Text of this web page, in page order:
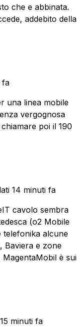
che e abbinata.
addebito della
fa
una linea mobile
vergognosa
poi il 190
14 minuti fa
cavolo sembra
(o2 Mobile
telefonika alcune
Baviera e zone
è sui
15 minuti fa